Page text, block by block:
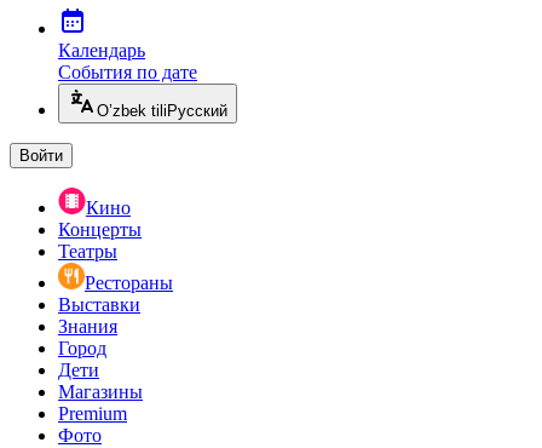
Календарь
События по дате
O’zbek tili Русский
Войти
Кино
Концерты
Театры
Рестораны
Выставки
Знания
Город
Дети
Магазины
Premium
Фото